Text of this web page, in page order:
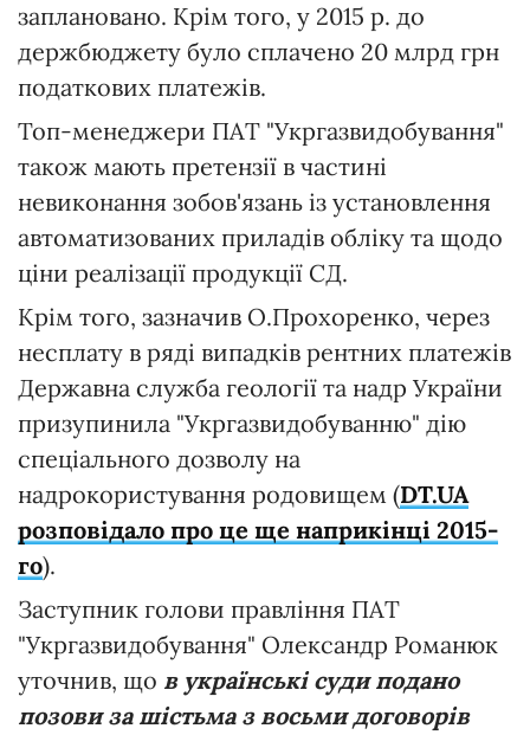
заплановано. Крім того, у 2015 р. до
держбюджету було сплачено 20 млрд грн
податкових платежів.
Топ-менеджери ПАТ "Укргазвидобування"
також мають претензії в частині
невиконання зобов'язань із установлення
автоматизованих приладів обліку та щодо
ціни реалізації продукції СД.
Крім того, зазначив О.Прохоренко, через
несплату в ряді випадків рентних платежів
Державна служба геології та надр України
призупинила "Укргазвидобуванню" дію
спеціального дозволу на
надрокористування родовищем (DT.UA
розповідало про це ще наприкінці 2015-
го).
Заступник голови правління ПАТ
"Укргазвидобування" Олександр Романюк
уточнив, що в українські суди подано
позови за шістьма з восьми договорів